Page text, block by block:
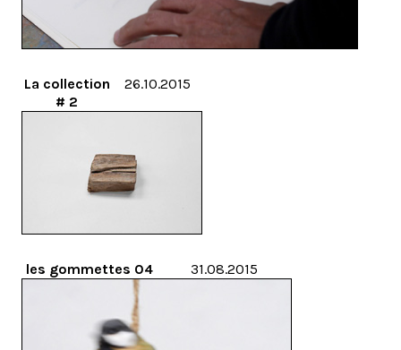
La collection
# 2
26.10.2015
les gommettes 04 31.08.2015